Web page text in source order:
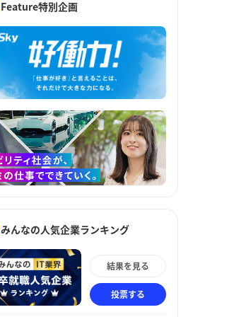
Feature特別企画
みんなの人気企業ランキング
結果を見る
投票する